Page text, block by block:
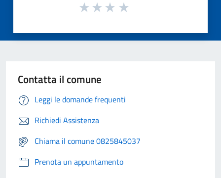
Contatta il comune
Leggi le domande frequenti
Richiedi Assistenza
Chiama il comune 0825845037
Prenota un appuntamento